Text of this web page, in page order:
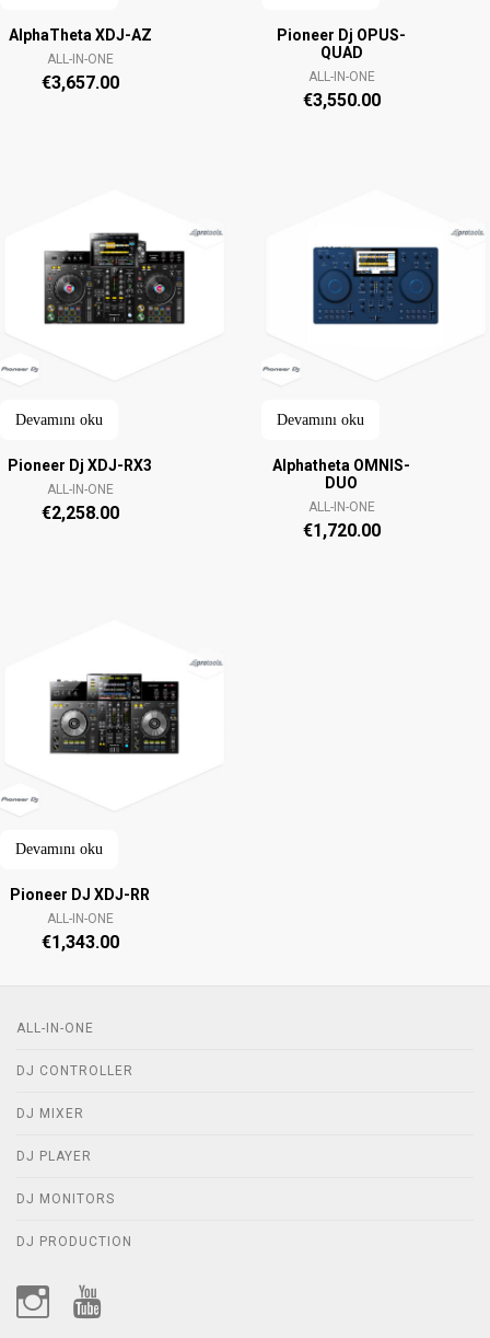
AlphaTheta XDJ-AZ
ALL-IN-ONE
€3,657.00
Pioneer Dj OPUS-
QUAD
ALL-IN-ONE
€3,550.00
Devamını oku
Pioneer Dj XDJ-RX3
ALL-IN-ONE
€2,258.00
Devamını oku
Alphatheta OMNIS-
DUO
ALL-IN-ONE
€1,720.00
Devamını oku
Pioneer DJ XDJ-RR
ALL-IN-ONE
€1,343.00
ALL-IN-ONE
DJ CONTROLLER
DJ MIXER
DJ PLAYER
DJ MONITORS
DJ PRODUCTION